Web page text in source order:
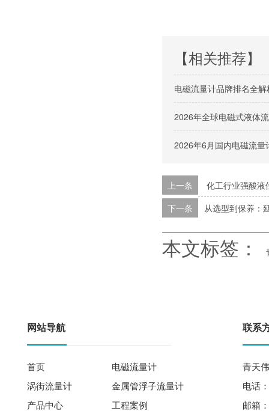
【相关推荐】
电磁流量计品牌排名全
2026年全球电磁式液体
2026年6月国内电磁流
上一条
化工行业强酸液
下一条
从选型到保养：
本文标签：
网站导航
首页
电磁流量计
涡街流量计
金属管浮子流量计
产品中心
工程案例
联系
青天
电话
邮箱